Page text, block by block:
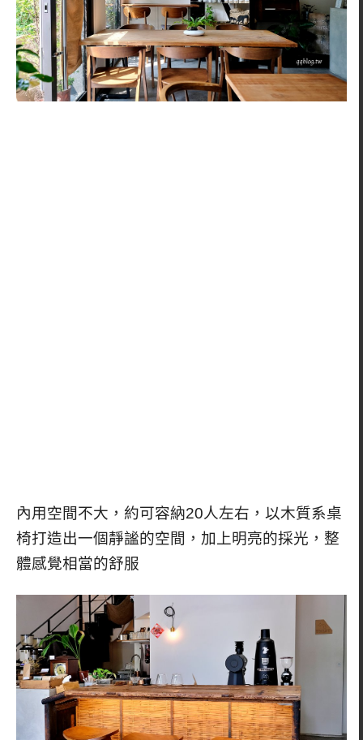
內用空間不大，約可容納20人左右，以木質系桌
椅打造出一個靜謐的空間，加上明亮的採光，整
體感覺相當的舒服